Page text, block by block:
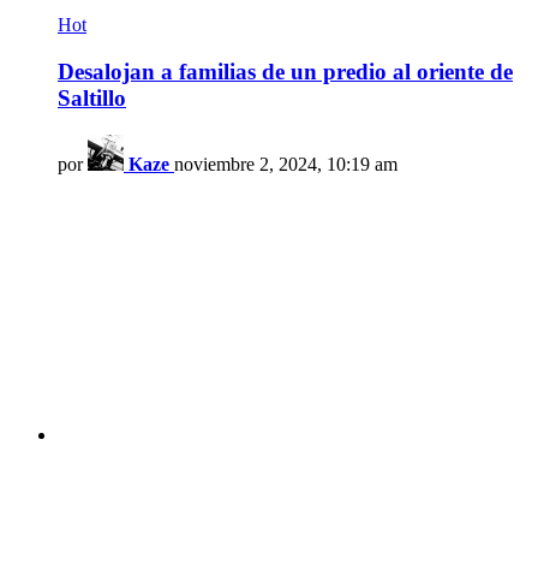
Hot
Desalojan a familias de un predio al oriente de
Saltillo
por Kaze noviembre 2, 2024, 10:19 am